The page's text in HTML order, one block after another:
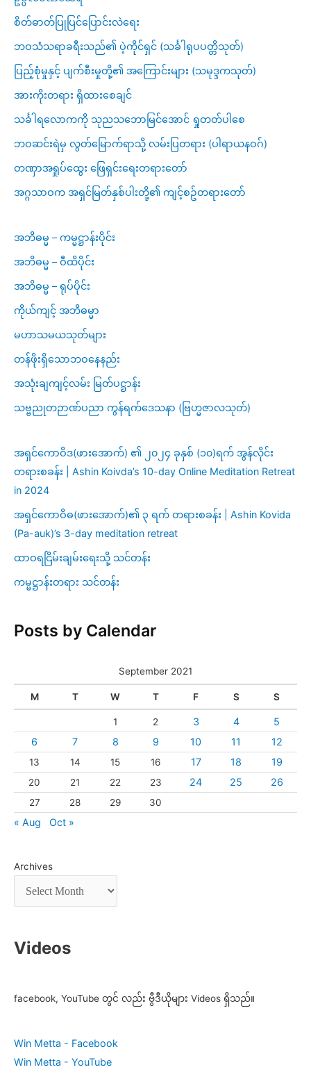
စိတ်ဓာတ်ပြုပြင်ပြောင်းလဲရေး
ဘဝသံသရာခရီးသည်၏ ပဲ့ကိုင်ရှင် (သင်္ခါရုပပတ္တိသုတ်)
ပြည့်စုံမှုနှင့် ပျက်စီးမှုတို့၏ အကြောင်းများ (သမုဒ္ဒကသုတ်)
အားကိုးတရား ရှိထားစေချင်
သင်္ခါရလောကကို သုညသဘောမြင်အောင် ရှုတတ်ပါစေ
ဘဝဆင်းရဲမှ လွတ်မြောက်ရာသို့ လမ်းပြတရား (ပါရာယနဝဂ်)
တဏှာအရှုပ်ထွေး ဖြေရှင်းရေးတရားတော်
အဂ္ဂသာဝက အရှင်မြတ်နှစ်ပါးတို့၏ ကျင့်စဥ်တရားတော်
အဘိဓမ္မ – ကမ္မဋ္ဌာန်းပိုင်း
အဘိဓမ္မ – ဝီထိပိုင်း
အဘိဓမ္မ – ရုပ်ပိုင်း
ကိုယ်ကျင့် အဘိဓမ္မာ
မဟာသမယသုတ်များ
တန်ဖိုးရှိသောဘဝနေနည်း
အသုံးချကျင့်လမ်း မြတ်ပဋ္ဌာန်း
သဗ္ဗညုတဉာဏ်ပညာ ကွန်ရက်ဒေသနာ (ဗြဟ္မဇာလသုတ်)
အရှင်ကောဝိဒ(ဖားအောက်) ၏ ၂၀၂၄ ခုနှစ် (၁၀)ရက် အွန်လိုင်း
တရားစခန်း | Ashin Koivda’s 10-day Online Meditation Retreat
in 2024
အရှင်ကောဝိဓ(ဖားအောက်)၏ ၃ ရက် တရားစခန်း | Ashin Kovida
(Pa-auk)’s 3-day meditation retreat
ထာဝရငြိမ်းချမ်းရေးသို့ သင်တန်း
ကမ္မဋ္ဌာန်းတရား သင်တန်း
Posts by Calendar
September 2021
M T W T F S S
1 2 3 4
5
6
7 8 9 10 11 12
13 14 15 16 17 18 19
20 21 22 23 24 25 26
27 28 29 30
« Aug Oct »
Archives
Videos
facebook, YouTube တွင် လည်း ဗွီဒီယိုများ Videos ရှိသည်။
Win Metta - Facebook
Win Metta - YouTube